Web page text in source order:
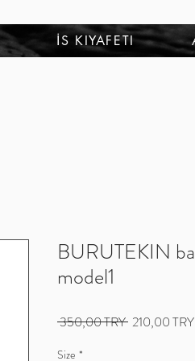
İS KIYAFETI
BURUTEKIN
model1
350,00 TRY Precio
210,00 TRY
Size *